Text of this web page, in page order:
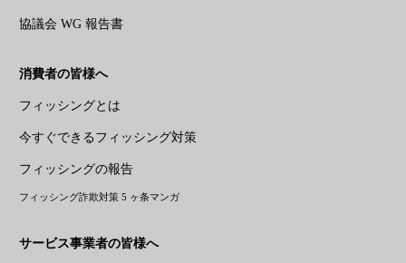
協議会 WG 報告書
消費者の皆様へ
フィッシングとは
今すぐできるフィッシング対策
フィッシングの報告
フィッシング詐欺対策 5 ヶ条マンガ
サービス事業者の皆様へ